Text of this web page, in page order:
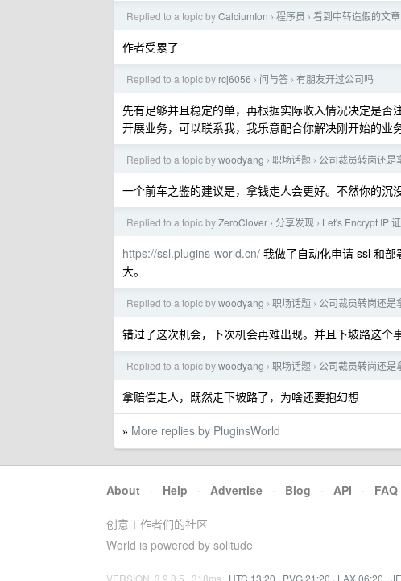
Replied to a topic byCalciumIon › 程序员 › 看到中转造假的文
作者受累了
Replied to a topic by rcj6056 › 问与答 › 有朋友开过公司吗
先有足够并且稳定的单，再根据实际收入情况决定是
开展业务，可以联系我，我乐意配合你解决刚开始的业
Replied to a topic bywoodyang › 职场话题 › 公司裁员转岗还是
一个前车之鉴的建议是，拿钱走人会更好。不然你的沉
Replied to a topic byZeroClover › 分享发现 › Let's Encrypt IP
https://ssl.plugins-world.cn/ 我做了自动化申请 ssl 和
大。
Replied to a topic bywoodyang › 职场话题 › 公司裁员转岗还是
错过了这次机会，下次机会再难出现。并且下坡路这个
Replied to a topic bywoodyang › 职场话题 › 公司裁员转岗还是
拿赔偿走人，既然走下坡路了，为啥还要抱幻想
» More replies by PluginsWorld
About · Help · Advertise · Blog · API · FAQ
创意工作者们的社区
World is powered by solitude
VERSION: 3.9.8.5 · 318ms · UTC 13:20 · PVG 21:20 · LAX 06:20 ·